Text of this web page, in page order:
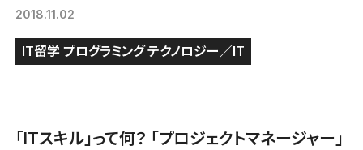
2018.11.02
IT留学 プログラミング テクノロジー／IT
「ITスキル」って何？ 「プロジェクトマネージャー」